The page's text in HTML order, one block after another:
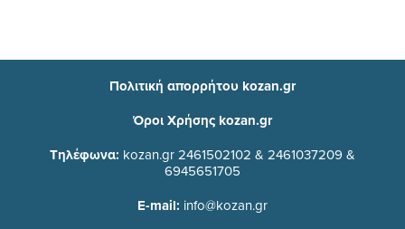
Πολιτική απορρήτου kozan.gr
Όροι Χρήσης kozan.gr
Τηλέφωνα: kozan.gr 2461502102 & 2461037209 &
6945651705
E-mail: info@kozan.gr